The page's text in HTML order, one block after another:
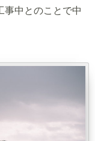
事中とのことで中